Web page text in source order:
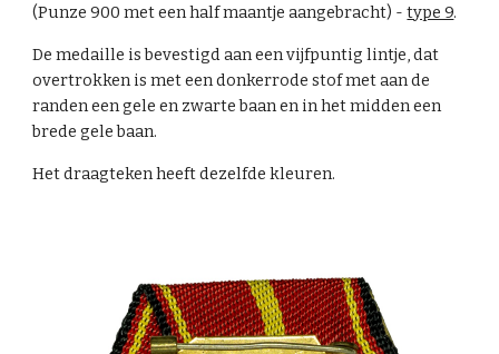
(Punze 900 met een half maantje aangebracht) -type 9.
De medaille is bevestigd aan een vijfpuntig lintje, dat
overtrokken is met een donkerrode stof met aan de
randen een gele en zwarte baan en in het midden een
brede gele baan.
Het draagteken heeft dezelfde kleuren.